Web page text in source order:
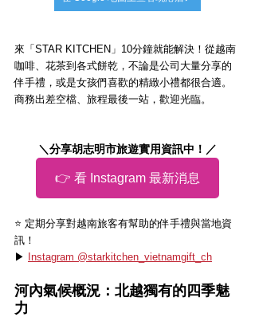
來「STAR KITCHEN」10分鐘就能解決！從越南
咖啡、花茶到各式餅乾，不論是公司大量分享的
伴手禮，或是女孩們喜歡的精緻小禮都很合適。
商務出差空檔、旅程最後一站，歡迎光臨。
＼分享胡志明市旅遊實用資訊中！／
👉 看 Instagram 最新消息
⭐️ 定期分享對越南旅客有幫助的伴手禮與當地資
訊！
▶
Instagram @starkitchen_vietnamgift_ch
河內氣候概況：北越獨有的四季魅
力